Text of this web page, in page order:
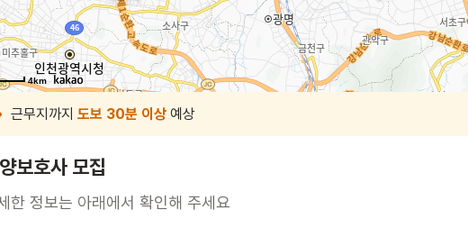
4km
4km
4km
4km
4km
4km
4km
4km
근무지까지 도보 30분 이상 예상
보호사 모집
한 정보는 아래에서 확인해 주세요